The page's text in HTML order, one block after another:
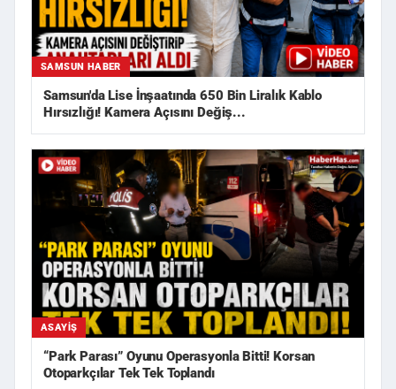
SAMSUN HABER
Samsun'da Lise İnşaatında 650 Bin Liralık Kablo
Hırsızlığı! Kamera Açısını Değiş...
ASAYIŞ
“Park Parası” Oyunu Operasyonla Bitti! Korsan
Otoparkçılar Tek Tek Toplandı